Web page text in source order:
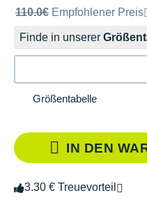
Unverbindliche
110.0€ Empfohlener Preis
Finde in unserer
Größentabelle
IN DEN
3.30 € Treuevorteil